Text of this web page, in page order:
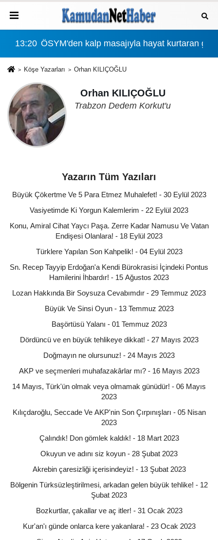
13:20 ÖSYM'den kalp masajıyla hayat kurtaran
Köşe Yazarları Orhan KILIÇOĞLU
Orhan KILIÇOĞLU
Trabzon Dedem Korkut'u
Yazarın Tüm Yazıları
Büyük Çökertme Ve 5 Para Etmez Muhalefet! - 30 Eylül 2023
Vasiyetimde Ki Yorgun Kalemlerim - 22 Eylül 2023
Konu, Amiral Cihat Yaycı Paşa. Zerre Kadar Namusu Ve Vatan
Endişesi Olanlara! - 18 Eylül 2023
Türklere Yapılan Son Kahpelik! - 04 Eylül 2023
Sn. Recep Tayyip Erdoğan'a Kendi Bürokrasisi İçindeki Pontus
Hamilerini İhbardır! - 15 Ağustos 2023
Lozan Hakkında Bir Soysuza Cevabımdır - 29 Temmuz 2023
Büyük Ve Sinsi Oyun - 13 Temmuz 2023
Başörtüsü Yalanı - 01 Temmuz 2023
Dördüncü ve en büyük tehlikeye dikkat! - 27 Mayıs 2023
Doğmayın ne olursunuz! - 24 Mayıs 2023
AKP ve seçmenleri muhafazakârlar mı? - 16 Mayıs 2023
14 Mayıs, Türk'ün olmak veya olmamak günüdür! - 06 Mayıs
2023
Kılıçdaroğlu, Seccade Ve AKP'nin Son Çırpınışları - 05 Nisan
2023
Çalındık! Don gömlek kaldık! - 18 Mart 2023
Okuyun ve adını siz koyun - 28 Şubat 2023
Akrebin çaresizliği içerisindeyiz! - 13 Şubat 2023
Bölgenin Türksüzleştirilmesi, arkadan gelen büyük tehlike! - 12
Şubat 2023
Bozkurtlar, çakallar ve aç itler! - 31 Ocak 2023
Kur'an'ı günde onlarca kere yakanlara! - 23 Ocak 2023